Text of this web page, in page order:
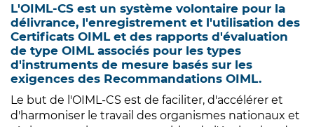
L'OIML-CS est un système volontaire pour la
délivrance, l'enregistrement et l'utilisation des
Certificats OIML et des rapports d'évaluation
de type OIML associés pour les types
d'instruments de mesure basés sur les
exigences des Recommandations OIML.
Le but de l'OIML-CS est de faciliter, d'accélérer et
d'harmoniser le travail des organismes nationaux et